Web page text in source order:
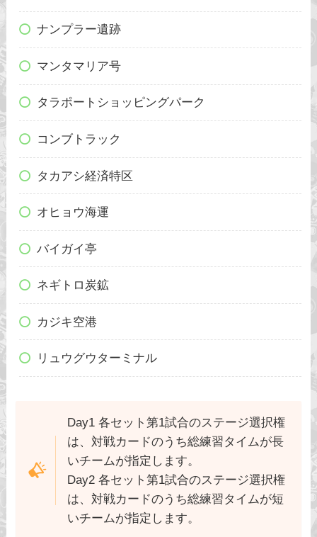
ナンプラー遺跡
マンタマリア号
タラポートショッピングパーク
コンブトラック
タカアシ経済特区
オヒョウ海運
バイガイ亭
ネギトロ炭鉱
カジキ空港
リュウグウターミナル
Day1 各セット第1試合のステージ選択権
は、対戦カードのうち総練習タイムが長
いチームが指定します。
Day2 各セット第1試合のステージ選択権
は、対戦カードのうち総練習タイムが短
いチームが指定します。